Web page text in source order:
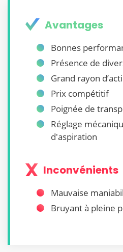
Avantages
Bonnes
Présence de
Grand rayon
Prix compétitif
Poignée de
Réglage
d'aspiration
Inconvénients
Mauvaise
Bruyant à pleine